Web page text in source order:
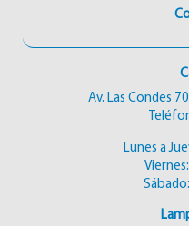
Av. Las Condes
Lunes a